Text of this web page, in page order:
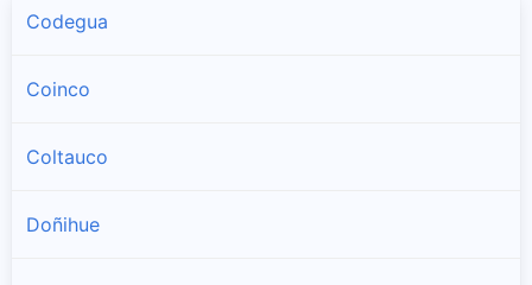
Codegua
Coinco
Coltauco
Doñihue